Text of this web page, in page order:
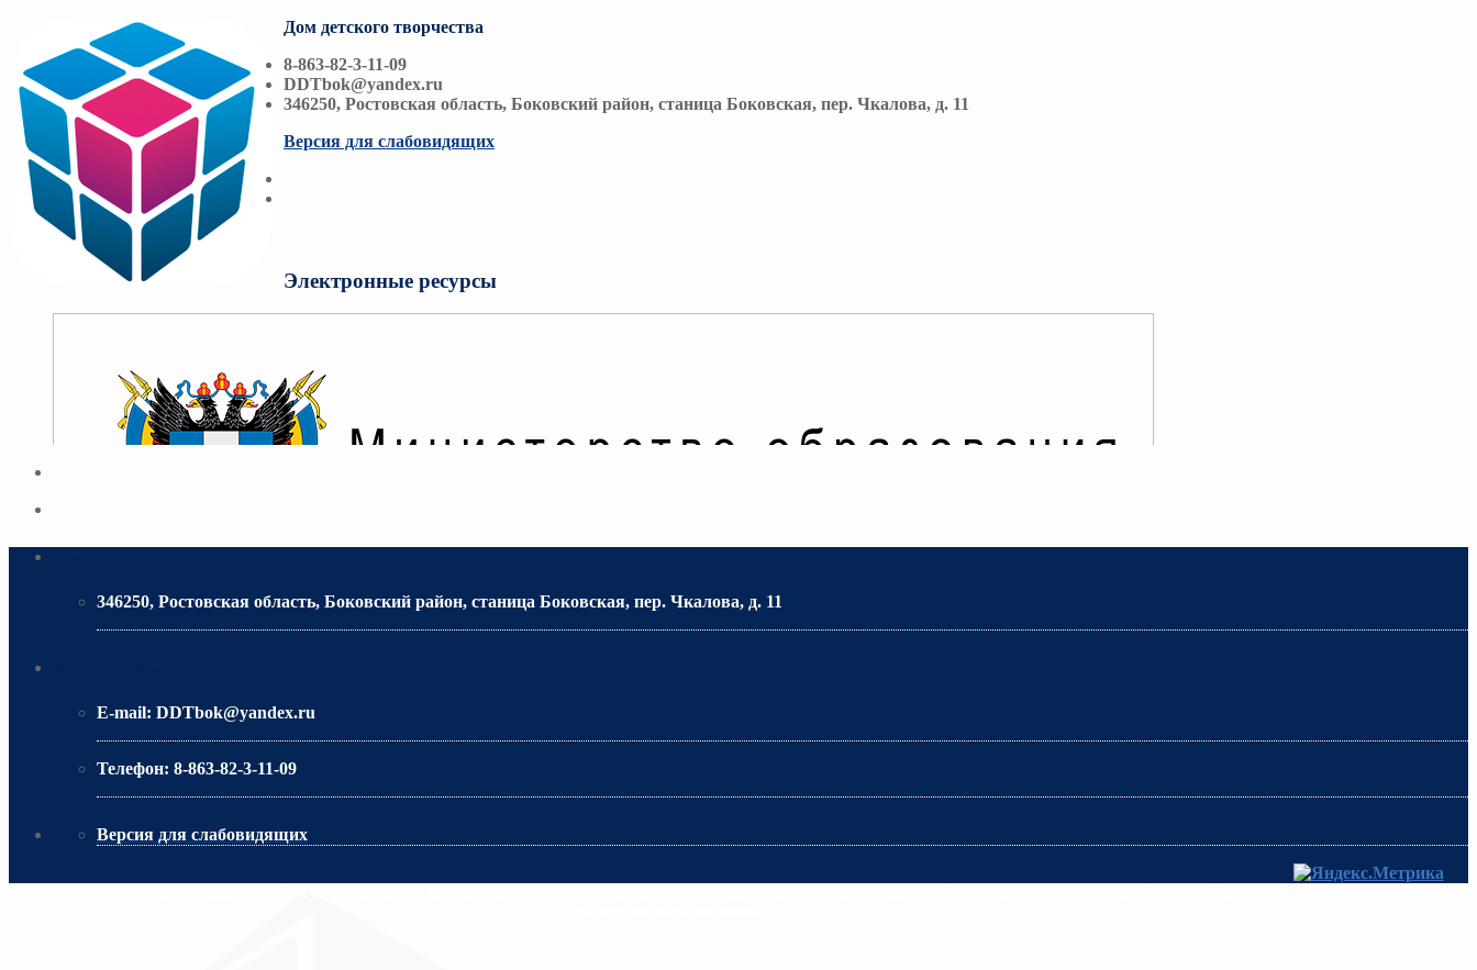
Дом детского творчества
8-863-82-3-11-09
DDTbok@yandex.ru
346250, Ростовская область, Боковский район, станица Боковская, пер. Чкалова, д. 11
Версия для слабовидящих
Электронные ресурсы
346250, Ростовская область, Боковский район, станица Боковская, пер. Чкалова, д. 11
E-mail: DDTbok@yandex.ru
Телефон: 8-863-82-3-11-09
Версия для слабовидящих